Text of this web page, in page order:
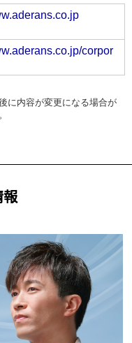
corpor
に内容が変更になる場合が
報